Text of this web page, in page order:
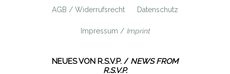
AGB / Widerrufsrecht Datenschutz
Impressum / Imprint
NEUES VON R.S.V.P. / NEWS FROM
R.S.V.P.